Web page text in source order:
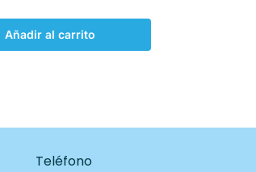
Añadir al carrito
Teléfono